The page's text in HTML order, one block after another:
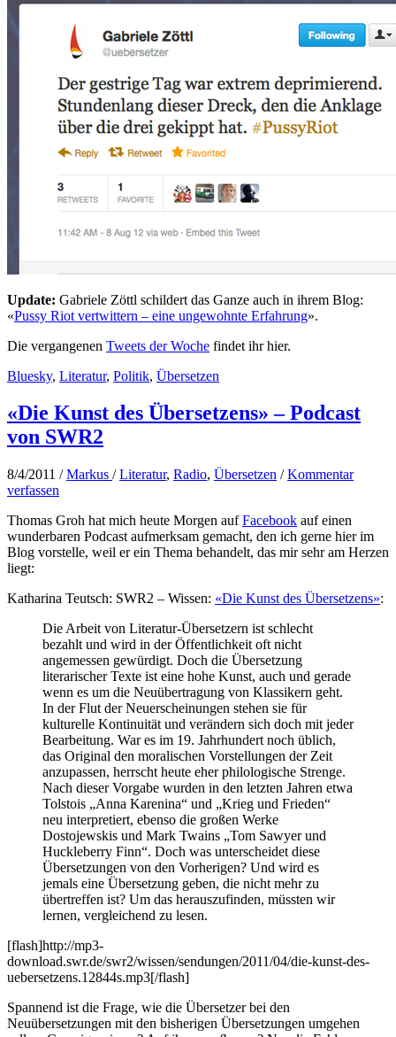
Update: Gabriele Zöttl schildert das Ganze auch in ihrem Blog:
«Pussy Riot vertwittern – eine ungewohnte Erfahrung».
Die vergangenen Tweets der Woche findet ihr hier.
Bluesky, Literatur, Politik, Übersetzen
«Die Kunst des Übersetzens» – Podcast
von SWR2
8/4/2011 /Markus /Literatur, Radio, Übersetzen /Kommentar
verfassen
Thomas Groh hat mich heute Morgen aufFacebook auf einen
wunderbaren Podcast aufmerksam gemacht, den ich gerne hier im
Blog vorstelle, weil er ein Thema behandelt, das mir sehr am Herzen
liegt:
Katharina Teutsch: SWR2 – Wissen: «Die Kunst des Übersetzens»:
Die Arbeit von Literatur-Übersetzern ist schlecht
bezahlt und wird in der Öffentlichkeit oft nicht
angemessen gewürdigt. Doch die Übersetzung
literarischer Texte ist eine hohe Kunst, auch und gerade
wenn es um die Neuübertragung von Klassikern geht.
In der Flut der Neuerscheinungen stehen sie für
kulturelle Kontinuität und verändern sich doch mit jeder
Bearbeitung. War es im 19. Jahrhundert noch üblich,
das Original den moralischen Vorstellungen der Zeit
anzupassen, herrscht heute eher philologische Strenge.
Nach dieser Vorgabe wurden in den letzten Jahren etwa
Tolstois „Anna Karenina“ und „Krieg und Frieden“
neu interpretiert, ebenso die großen Werke
Dostojewskis und Mark Twains „Tom Sawyer und
Huckleberry Finn“. Doch was unterscheidet diese
Übersetzungen von den Vorherigen? Und wird es
jemals eine Übersetzung geben, die nicht mehr zu
übertreffen ist? Um das herauszufinden, müssten wir
lernen, vergleichend zu lesen.
[flash]http://mp3-
download.swr.de/swr2/wissen/sendungen/2011/04/die-kunst-des-
uebersetzens.12844s.mp3[/flash]
Spannend ist die Frage, wie die Übersetzer bei den
Neuübersetzungen mit den bisherigen Übersetzungen umgehen